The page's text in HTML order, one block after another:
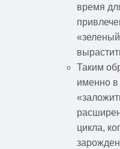
время
Таким
именно в
цикла,